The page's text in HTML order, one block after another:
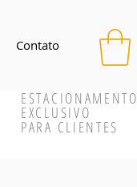
Contato
ESTACIONAMENTO
EXCLUSIVO
PARA CLIENTES